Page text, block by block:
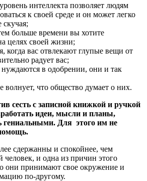
интеллекта позволяет людям
к своей среде и он может легко
скучая;
больше времени вы хотите
целях своей жизни;
когда вас отвлекают глупые вещи от
радует вас;
в одобрении, они и так
что общество думает о них.
сесть с записной книжкой и ручкой
идеи, мысли и планы,
гениальными. Для этого им не
сдержанны и спокойнее, чем
человек, и одна из причин этого
они принимают свое окружение и
по-другому.